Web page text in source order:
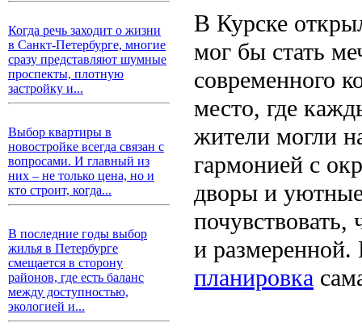
Когда речь заходит о жизни
в Санкт-Петербурге, многие
сразу представляют шумные
проспекты, плотную
застройку и...
Выбор квартиры в
новостройке всегда связан с
вопросами. И главный из
них – не только цена, но и
кто строит, когда...
В последние годы выбор
жилья в Петербурге
смещается в сторону
районов, где есть баланс
между доступностью,
экологией и...
В Курске
мог бы стать
современного
место, где
жители могли
гармонией с
дворы и уютные
и
планировка